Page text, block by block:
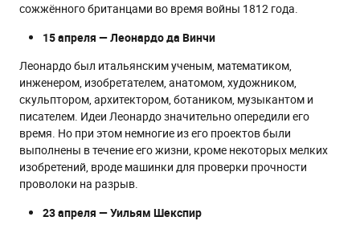
сожжённого британцами во время войны 1812 года.
15 апреля — Леонардо да Винчи
Леонардо был итальянским ученым, математиком,
инженером, изобретателем, анатомом, художником,
скульптором, архитектором, ботаником, музыкантом и
писателем. Идеи Леонардо значительно опередили его
время. Но при этом немногие из его проектов были
выполнены в течение его жизни, кроме некоторых мелких
изобретений, вроде машинки для проверки прочности
проволоки на разрыв.
23 апреля — Уильям Шекспир